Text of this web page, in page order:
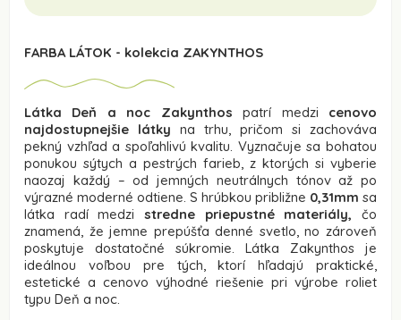
FARBA LÁTOK - kolekcia ZAKYNTHOS
Látka Deň a noc Zakynthos patrí medzi cenovo
najdostupnejšie látky na trhu, pričom si zachováva
pekný vzhľad a spoľahlivú kvalitu. Vyznačuje sa bohatou
ponukou sýtych a pestrých farieb, z ktorých si vyberie
naozaj každý – od jemných neutrálnych tónov až po
výrazné moderné odtiene. S hrúbkou približne 0,31mm sa
látka radí medzi stredne priepustné materiály, čo
znamená, že jemne prepúšťa denné svetlo, no zároveň
poskytuje dostatočné súkromie. Látka Zakynthos je
ideálnou voľbou pre tých, ktorí hľadajú praktické,
estetické a cenovo výhodné riešenie pri výrobe roliet
typu Deň a noc.